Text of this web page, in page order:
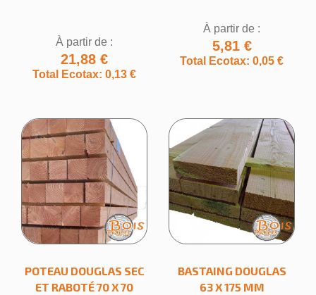
À partir de :
21,88 €
Total Ecotax: 0,13 €
À partir de :
5,81 €
Total Ecotax: 0,05 €
POTEAU DOUGLAS SEC
ET RABOTÉ 70 X 70
BASTAING DOUGLAS
63 X 175 MM